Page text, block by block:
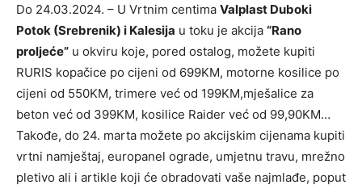
Do 24.03.2024. – U Vrtnim centima Valplast Duboki
Potok (Srebrenik) i Kalesija u toku je akcija “Rano
proljeće” u okviru koje, pored ostalog, možete kupiti
RURIS kopačice po cijeni od 699KM, motorne kosilice po
cijeni od 550KM, trimere već od 199KM,mješalice za
beton već od 399KM, kosilice Raider već od 99,90KM…
Takođe, do 24. marta možete po akcijskim cijenama kupiti
vrtni namještaj, europanel ograde, umjetnu travu, mrežno
pletivo ali i artikle koji će obradovati vaše najmlađe, poput